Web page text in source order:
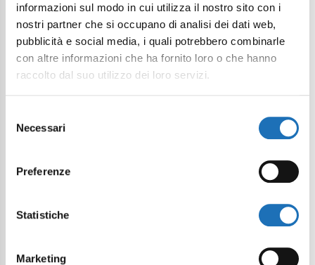
informazioni sul modo in cui utilizza il nostro sito con i
nostri partner che si occupano di analisi dei dati web,
pubblicità e social media, i quali potrebbero combinarle
con altre informazioni che ha fornito loro o che hanno
raccolto dal suo utilizzo dei loro servizi.
delNecessari
Preferenze
Statistiche
Marketing
Continue exploring
Your digital journey inside Cesenatico